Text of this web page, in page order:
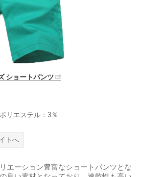
ショートパンツ
リエステル：3％
トへ
エーション豊富なショートパンツとな